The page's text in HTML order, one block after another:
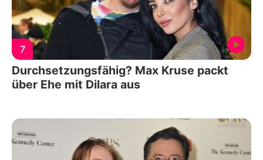
7
Durchsetzungsfähig? Max Kruse packt
über Ehe mit Dilara aus